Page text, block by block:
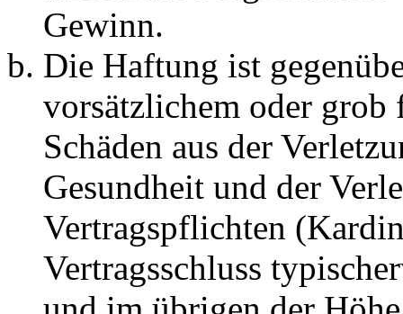
Gewinn.
Die Haftung ist
vorsätzlichem oder grob
Schäden aus der
Gesundheit und der
Vertragspflichten
Vertragsschluss